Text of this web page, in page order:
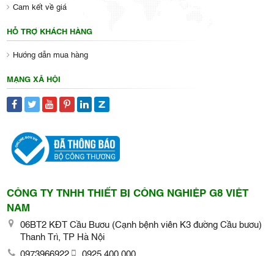
Cam kết về giá
HỖ TRỢ KHÁCH HÀNG
Hướng dẫn mua hàng
MẠNG XÃ HỘI
CÔNG TY TNHH THIẾT BỊ CÔNG NGHIỆP G8 VIỆT
NAM
06BT2 KĐT Cầu Bươu (Cạnh bệnh viên K3 đường Cầu bươu)
Thanh Trì, TP Hà Nội
0973966922
0925 400 000